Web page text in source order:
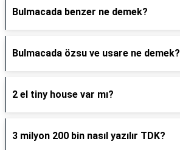
Bulmacada benzer ne demek?
Bulmacada özsu ve usare ne demek?
2 el tiny house var mı?
3 milyon 200 bin nasıl yazılır TDK?